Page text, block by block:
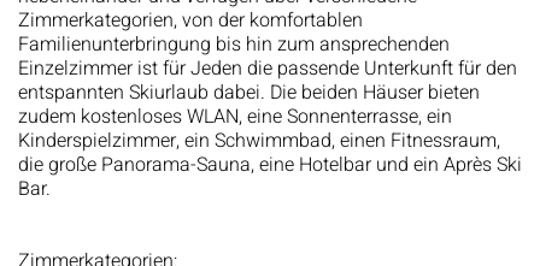
Zimmerkategorien, von der komfortablen
Familienunterbringung bis hin zum ansprechenden
Einzelzimmer ist für Jeden die passende Unterkunft für den
entspannten Skiurlaub dabei. Die beiden Häuser bieten
zudem kostenloses WLAN, eine Sonnenterrasse, ein
Kinderspielzimmer, ein Schwimmbad, einen Fitnessraum,
die große Panorama-Sauna, eine Hotelbar und ein Après Ski
Bar.